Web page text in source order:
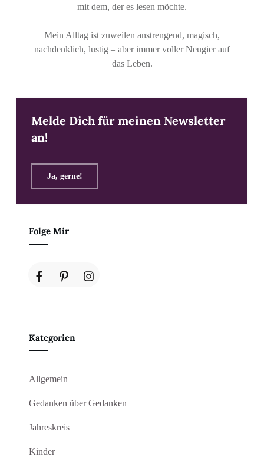
mit dem, der es lesen möchte.
Mein Alltag ist zuweilen anstrengend, magisch,
nachdenklich, lustig – aber immer voller Neugier auf
das Leben.
Melde Dich für meinen Newsletter
an!
Ja, gerne!
Folge Mir
Kategorien
Allgemein
Gedanken über Gedanken
Jahreskreis
Kinder